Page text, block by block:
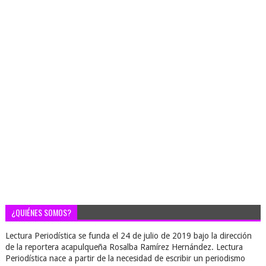
¿QUIÉNES SOMOS?
Lectura Periodística se funda el 24 de julio de 2019 bajo la dirección
de la reportera acapulqueña Rosalba Ramírez Hernández. Lectura
Periodística nace a partir de la necesidad de escribir un periodismo